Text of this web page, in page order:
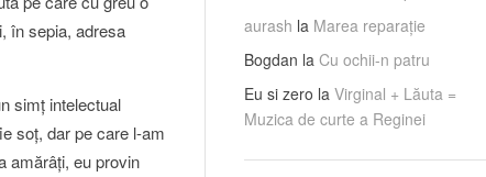
în sepia, adresa
simţ intelectual
soţ, dar pe care l-am
amărâţi, eu provin
aurash la Marea reparaţie
Bogdan la Cu ochii-n patru
Eu si zero la Virginal + Lăuta =
Muzica de curte a Reginei